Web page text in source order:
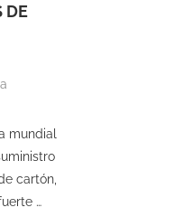
DE
mundial
cartón,
…